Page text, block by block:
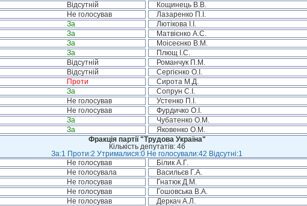
Відсутній Кощинець В.В.
Не голосував Лазаренко П.І.
За Лютікова І.І.
За Матвієнко А.С.
За Моісеєнко В.М.
За Плющ І.С.
Відсутній Романчук П.М.
Відсутній Сергієнко О.І.
Проти Сирота М.Д.
За Сопрун С.І.
Не голосував Устенко П.І.
Не голосував Фурдичко О.І.
За Чубатенко О.М.
За Яковенко О.М.
Фракція партії "Трудова Україна"
Кількість депутатів: 46
За:1 Проти:2 Утрималися:0 Не голосували:42 Відсутні:1
Не голосував Білик А.Г.
Не голосувала Васильєв Г.А.
Не голосував Гнатюк Д.М.
Не голосував Гошовська В.А.
Не голосував Деркач А.Л.